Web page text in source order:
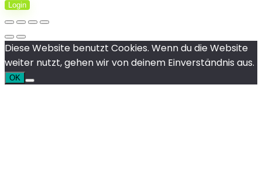
Login
Diese Website benutzt Cookies. Wenn du die Website
weiter nutzt, gehen wir von deinem Einverständnis aus.
OK